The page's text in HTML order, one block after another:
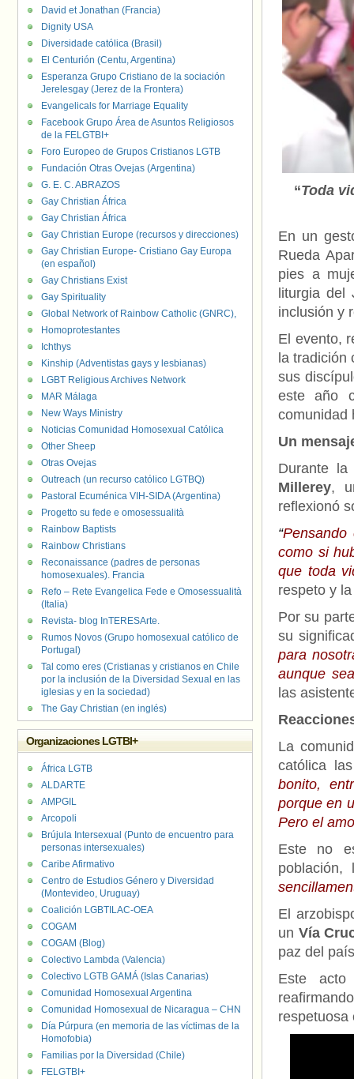
“Toda
En un
Rueda
pies a
liturgia
inclusión y
El evento,
la tradición
sus
este año
comunidad
Un
Durante
Millerey,
reflexionó
“
como si
que toda
respeto y
Por su
su
para
aunque
las
La
católica
bonito,
porque en
Pero el
Este no
El
un Vía
paz del
Este
respetuosa
David et Jonathan (Francia)
Dignity USA
Diversidade católica (Brasil)
El Centurión (Centu, Argentina)
Esperanza Grupo Cristiano de la sociación
Jerelesgay (Jerez de la Frontera)
Evangelicals for Marriage Equality
Facebook Grupo Área de Asuntos Religiosos
de la FELGTBI+
Foro Europeo de Grupos Cristianos LGTB
Fundación Otras Ovejas (Argentina)
G. E. C. ABRAZOS
Gay Christian África
Gay Christian África
Gay Christian Europe (recursos y direcciones)
Gay Christian Europe- Cristiano Gay Europa
(en español)
Gay Christians Exist
Gay Spirituality
Global Network of Rainbow Catholic (GNRC),
Homoprotestantes
Ichthys
Kinship (Adventistas gays y lesbianas)
LGBT Religious Archives Network
MAR Málaga
New Ways Ministry
Noticias Comunidad Homosexual Católica
Other Sheep
Otras Ovejas
Outreach (un recurso católico LGTBQ)
Pastoral Ecuménica VIH-SIDA (Argentina)
Progetto su fede e omosessualità
Rainbow Baptists
Rainbow Christians
Reconaissance (padres de personas
homosexuales). Francia
Refo – Rete Evangelica Fede e Omosessualità
(Italia)
Revista- blog InTERESArte.
Rumos Novos (Grupo homosexual católico de
Portugal)
Tal como eres (Cristianas y cristianos en Chile
por la inclusión de la Diversidad Sexual en las
iglesias y en la sociedad)
The Gay Christian (en inglés)
Organizaciones LGTBI+
África LGTB
ALDARTE
AMPGIL
Arcopoli
Brújula Intersexual (Punto de encuentro para
personas intersexuales)
Caribe Afirmativo
Centro de Estudios Género y Diversidad
(Montevideo, Uruguay)
Coalición LGBTILAC-OEA
COGAM
COGAM (Blog)
Colectivo Lambda (Valencia)
Colectivo LGTB GAMÁ (Islas Canarias)
Comunidad Homosexual Argentina
Comunidad Homosexual de Nicaragua – CHN
Día Púrpura (en memoria de las víctimas de la
Homofobia)
Familias por la Diversidad (Chile)
FELGTBI+